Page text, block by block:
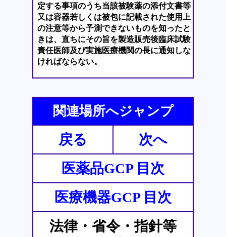
定する事項のうち当該被験薬の添付文書等
又は容器若しくは被包に記載された使用上
の注意等から予測できないものを知ったと
きは、直ちにその旨を製造販売後臨床試験
責任医師及び実施医療機関の長に通知しな
ければならない。
関連場所へジャンプ
戻る
次へ
医薬品GCP 目次
医療機器GCP 目次
法律・省令・指針等